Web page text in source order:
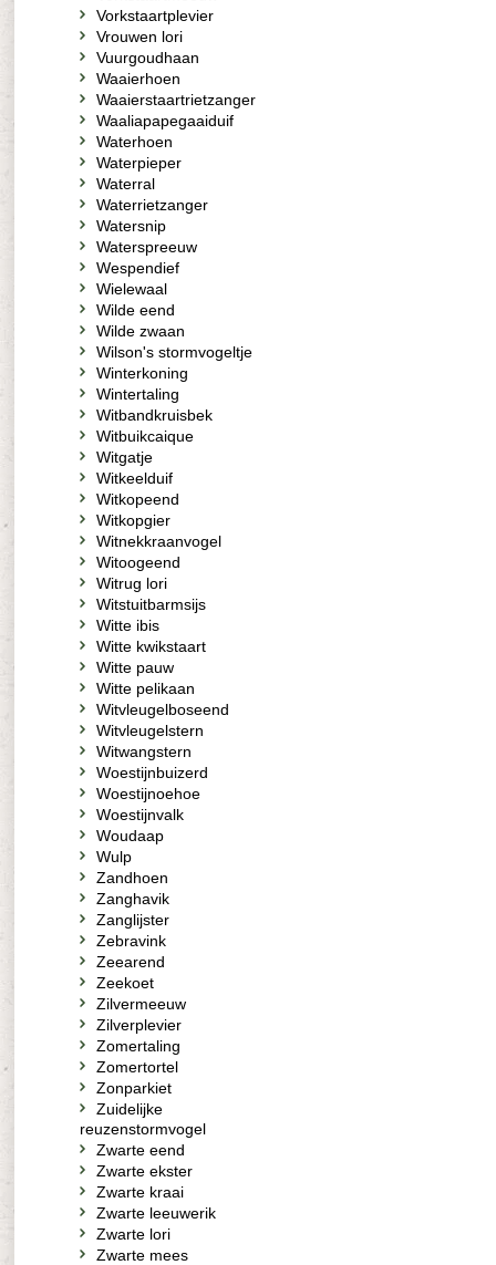
Vorkstaartplevier
Vrouwen lori
Vuurgoudhaan
Waaierhoen
Waaierstaartrietzanger
Waaliapapegaaiduif
Waterhoen
Waterpieper
Waterral
Waterrietzanger
Watersnip
Waterspreeuw
Wespendief
Wielewaal
Wilde eend
Wilde zwaan
Wilson's stormvogeltje
Winterkoning
Wintertaling
Witbandkruisbek
Witbuikcaique
Witgatje
Witkeelduif
Witkopeend
Witkopgier
Witnekkraanvogel
Witoogeend
Witrug lori
Witstuitbarmsijs
Witte ibis
Witte kwikstaart
Witte pauw
Witte pelikaan
Witvleugelboseend
Witvleugelstern
Witwangstern
Woestijnbuizerd
Woestijnoehoe
Woestijnvalk
Woudaap
Wulp
Zandhoen
Zanghavik
Zanglijster
Zebravink
Zeearend
Zeekoet
Zilvermeeuw
Zilverplevier
Zomertaling
Zomertortel
Zonparkiet
Zuidelijke
reuzenstormvogel
Zwarte eend
Zwarte ekster
Zwarte kraai
Zwarte leeuwerik
Zwarte lori
Zwarte mees